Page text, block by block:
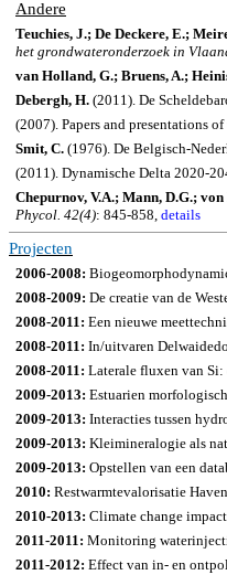
Andere
Teuchies, J.; De Deckere, E.;
het grondwateronderzoek in
van Holland, G.; Bruens, A.;
Debergh, H. (2011). De
(2007). Papers and presentations
Smit, C. (1976). De Belgisch-
(2011). Dynamische Delta 2020-
Chepurnov, V.A.; Mann, D.G.;
Phycol 42(4): 845-858, details
Projecten
2006-2008:
2008-2009: De creatie van de
2008-2011: Een nieuwe
2008-2011: In/uitvaren
2008-2011: Laterale fluxen van
2009-2013: Estuarien
2009-2013: Interacties tussen
2009-2013: Kleimineralogie als
2009-2013: Opstellen van een
2010: Restwarmtevalorisatie
2010-2013: Climate change
2011-2011: Monitoring
2011-2012: Effect van in- en